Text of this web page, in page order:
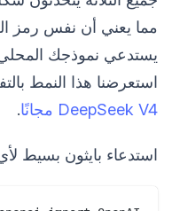
استعرضنا هذا النمط
DeepSeek V4 مجانًا
.
استدعاء بايثون بسيط